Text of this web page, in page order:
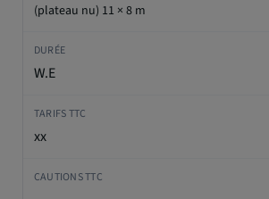
(plateau nu) 11 × 8 m
W.E
xx